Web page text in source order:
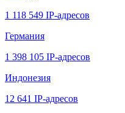
1 118 549 IP-адресов
Германия
1 398 105 IP-адресов
Индонезия
12 641 IP-адресов